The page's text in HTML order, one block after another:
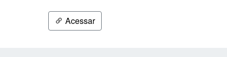
Acessar